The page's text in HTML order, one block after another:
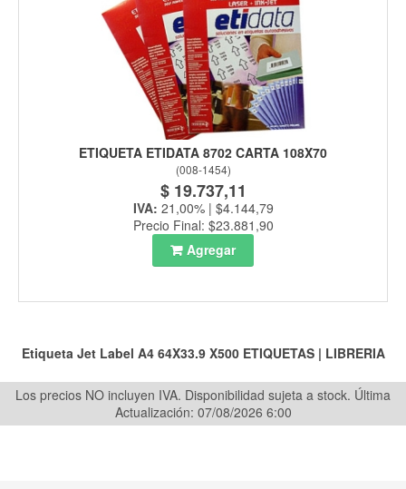
ETIQUETA ETIDATA 8702 CARTA 108X70
(008-1454)
$ 19.737,11
IVA: 21,00% | $4.144,79
Precio Final: $23.881,90
Agregar
Etiqueta Jet Label A4 64X33.9 X500 ETIQUETAS| LIBRERIA
Los precios NO incluyen IVA. Disponibilidad sujeta a stock. Última
Actualización: 07/08/2026 6:00